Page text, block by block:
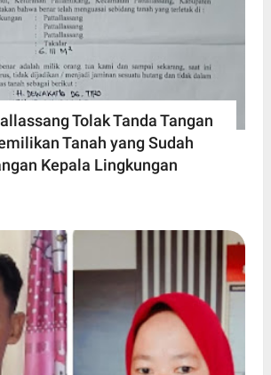
Tolak Tanda Tangan
Tanah yang Sudah
Kepala Lingkungan